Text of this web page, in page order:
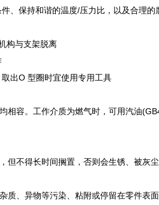
、保持和谐的温度/压力比，以及合理的
构与支架脱离
出O 型圈时宜使用专用工具
容。工作介质为燃气时，可用汽油
但不得长时间搁置，否则会生锈、被灰
、异物等污染、粘附或停留在零件表